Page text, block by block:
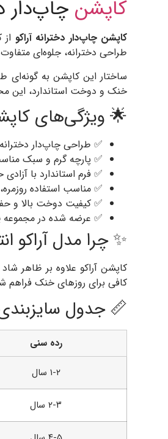
کاپشن چاپ‌دار
کاپشن چاپ‌دار دخترانه آراکو
طراحی دخترانه، جلوه‌ای
ساختار این کاپشن به
خنک و دوخت استاندارد، این
🌟 ویژگی‌های
✅ طراحی چاپ‌دار
✅ پارچه گرم و سبک
✅ فرم استاندارد با
✅ مناسب استفاده
✅ کیفیت دوخت بالا و
✅ عرضه شده در مجموعه
✨ چرا مدل آراکو
کاپشن آراکو علاوه بر ظاهر
کافی برای روزهای خنک
📏 جدول
رده سنی
۱-۲ سال
۲-۳ سال